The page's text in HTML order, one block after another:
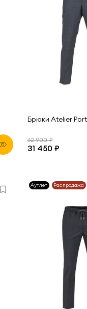
Брюки Atelier
62 900 ₽
31 450 ₽
Аутлет Распродажа